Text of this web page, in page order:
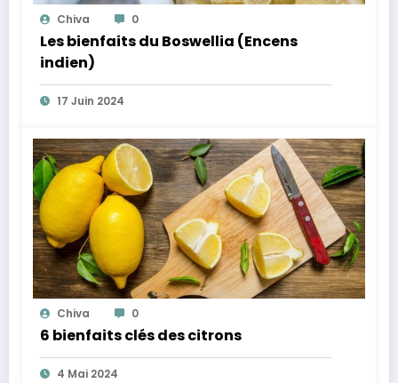
Chiva 0
Les bienfaits du Boswellia (Encens
indien)
17 Juin 2024
Chiva 0
6 bienfaits clés des citrons
4 Mai 2024